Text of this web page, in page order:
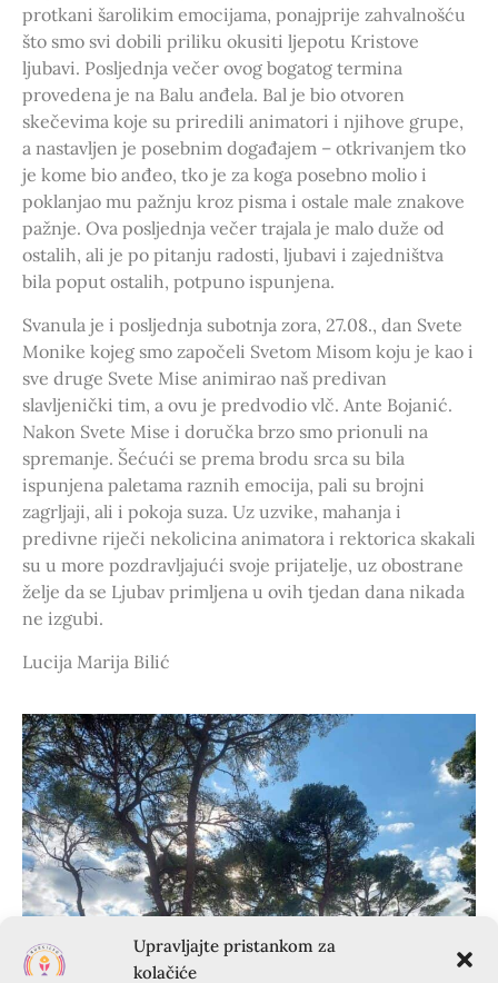
Upravljajte pristankom za
kolačiće
protkani šarolikim emocijama, ponajprije zahvalnošću
što smo svi dobili priliku okusiti ljepotu Kristove
ljubavi. Posljednja večer ovog bogatog termina
provedena je na Balu anđela. Bal je bio otvoren
skečevima koje su priredili animatori i njihove grupe,
a nastavljen je posebnim događajem – otkrivanjem tko
je kome bio anđeo, tko je za koga posebno molio i
poklanjao mu pažnju kroz pisma i ostale male znakove
pažnje. Ova posljednja večer trajala je malo duže od
ostalih, ali je po pitanju radosti, ljubavi i zajedništva
bila poput ostalih, potpuno ispunjena.
Svanula je i posljednja subotnja zora, 27.08., dan Svete
Monike kojeg smo započeli Svetom Misom koju je kao i
sve druge Svete Mise animirao naš predivan
slavljenički tim, a ovu je predvodio vlč. Ante Bojanić.
Nakon Svete Mise i doručka brzo smo prionuli na
spremanje. Šećući se prema brodu srca su bila
ispunjena paletama raznih emocija, pali su brojni
zagrljaji, ali i pokoja suza. Uz uzvike, mahanja i
predivne riječi nekolicina animatora i rektorica skakali
su u more pozdravljajući svoje prijatelje, uz obostrane
želje da se Ljubav primljena u ovih tjedan dana nikada
ne izgubi.
Lucija Marija Bilić